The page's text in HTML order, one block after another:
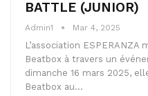
BATTLE (JUNIOR)
Admin1 Mar 4, 2025
L’association ESPERANZA
Beatbox à travers un
dimanche 16 mars 2025,
Beatbox au…